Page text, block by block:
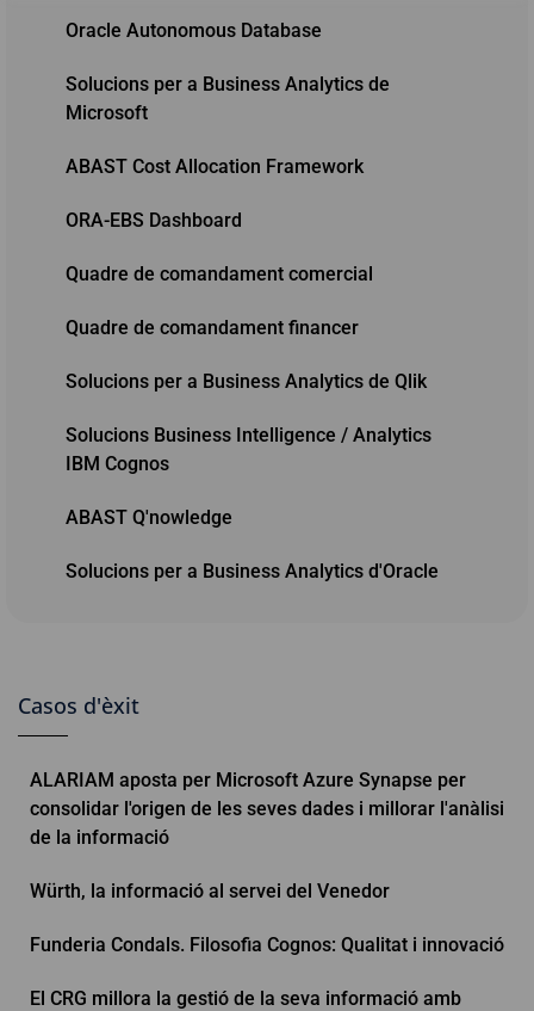
Oracle Autonomous Database
Solucions per a Business Analytics de
Microsoft
ABAST Cost Allocation Framework
ORA-EBS Dashboard
Quadre de comandament comercial
Quadre de comandament financer
Solucions per a Business Analytics de Qlik
Solucions Business Intelligence / Analytics
IBM Cognos
ABAST Q'nowledge
Solucions per a Business Analytics d'Oracle
Casos d'èxit
ALARIAM aposta per Microsoft Azure Synapse per
consolidar l'origen de les seves dades i millorar l'anàlisi
de la informació
Würth, la informació al servei del Venedor
Funderia Condals. Filosofia Cognos: Qualitat i innovació
El CRG millora la gestió de la seva informació amb